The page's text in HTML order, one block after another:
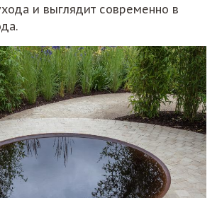
и выглядит современно в